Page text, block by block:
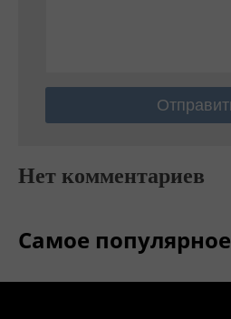
Нет комментариев
Самое популярное